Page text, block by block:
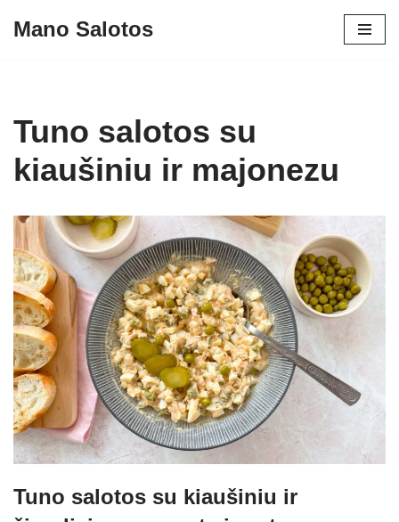
Mano Salotos
Tuno salotos su
kiaušiniu ir majonezu
Tuno salotos su kiaušiniu ir